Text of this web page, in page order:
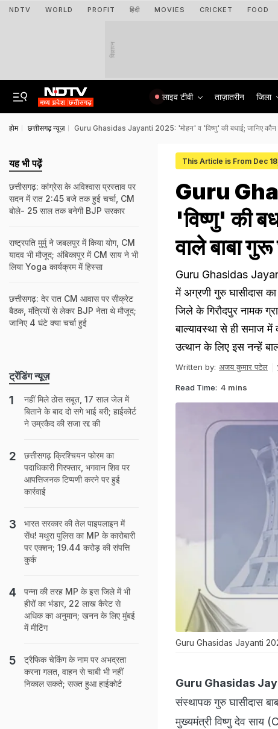
NDTV WORLD PROFIT हिंदी MOVIES CRICKET FOOD
विज्ञापन
लाइव टीवी ताज़ातरीन जिला
होम छत्तीसगढ़ न्यूज़ Guru Ghasidas Jayanti 2025: 'मोहन' व 'विष्णु' की बधाई; जानिए कौन
This Article is From Dec
Guru
'विष्णु' की
वाले बाबा
Guru Ghasidas
में अग्रणी गुरु घासीदास का
जिले के गिरौदपुर नामक
बाल्यावस्था से ही समाज
उत्थान के लिए इस नन्हें
Written by: अजय कुमार पटेल
Read Time: 4 mins
Guru Ghasidas Jayanti
Guru Ghasidas
संस्थापक गुरु घासीदास
मुख्यमंत्री विष्णु देव
यह भी पढ़ें
छत्तीसगढ़: कांग्रेस के अविश्वास प्रस्ताव पर
सदन में रात 2:45 बजे तक हुई चर्चा, CM
बोले- 25 साल तक बनेगी BJP सरकार
राष्ट्रपति मुर्मु ने जबलपुर में किया योग, CM
यादव भी मौजूद; अंबिकापुर में CM साय ने भी
लिया Yoga कार्यक्रम में हिस्सा
छत्तीसगढ़: देर रात CM आवास पर सीक्रेट
बैठक, मंत्रियों से लेकर BJP नेता थे मौजूद;
जानिए 4 घंटे क्या चर्चा हुई
ट्रेंडिंग न्यूज़
नहीं मिले ठोस सबूत, 17 साल जेल में
बिताने के बाद दो सगे भाई बरी; हाईकोर्ट
ने उम्रकैद की सजा रद्द की
छत्तीसगढ़ क्रिश्चियन फोरम का
पदाधिकारी गिरफ्तार, भगवान शिव पर
आपत्तिजनक टिप्पणी करने पर हुई
कार्रवाई
भारत सरकार की तेल पाइपलाइन में
सेंध! मथुरा पुलिस का MP के कारोबारी
पर एक्शन; 19.44 करोड़ की संपत्ति
कुर्क
पन्ना की तरह MP के इस जिले में भी
हीरों का भंडार, 22 लाख कैरेट से
अधिक का अनुमान; खनन के लिए मुंबई
में मीटिंग
ट्रैफिक चेकिंग के नाम पर अभद्रता
करना गलत, वाहन से चाबी भी नहीं
निकाल सकते; सख्त हुआ हाईकोर्ट